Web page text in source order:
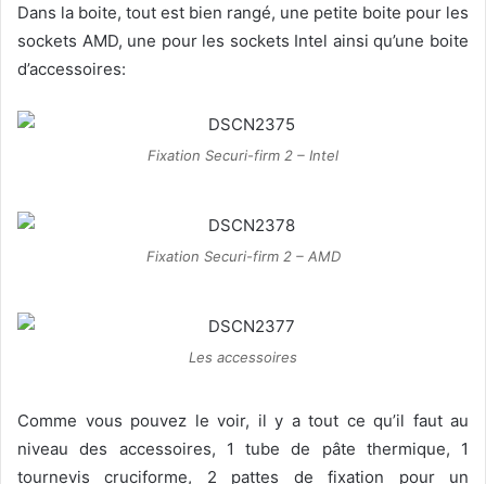
Dans la boite, tout est bien rangé, une petite boite pour les
sockets AMD, une pour les sockets Intel ainsi qu’une boite
d’accessoires:
Fixation Securi-firm 2 – Intel
Fixation Securi-firm 2 – AMD
Les accessoires
Comme vous pouvez le voir, il y a tout ce qu’il faut au
niveau des accessoires, 1 tube de pâte thermique, 1
tournevis cruciforme, 2 pattes de fixation pour un